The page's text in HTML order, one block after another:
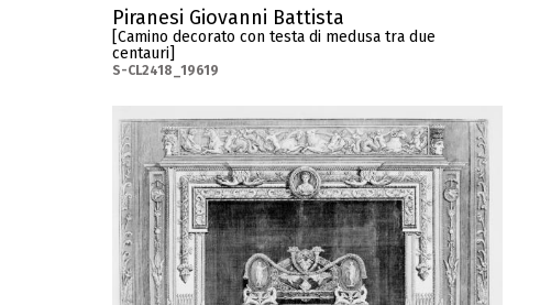
Piranesi Giovanni Battista
[Camino decorato con testa di medusa tra due
centauri]
S-CL2418_19619